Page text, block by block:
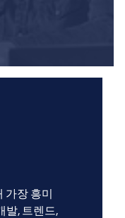
가장 흥미
발, 트렌드,